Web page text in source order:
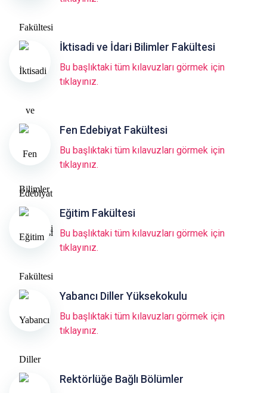
İktisadi ve İdari Bilimler Fakültesi
Bu başlıktaki tüm kılavuzları görmek için
tıklayınız.
Fen Edebiyat Fakültesi
Bu başlıktaki tüm kılavuzları görmek için
tıklayınız.
Eğitim Fakültesi
Bu başlıktaki tüm kılavuzları görmek için
tıklayınız.
Yabancı Diller Yüksekokulu
Bu başlıktaki tüm kılavuzları görmek için
tıklayınız.
Rektörlüğe Bağlı Bölümler